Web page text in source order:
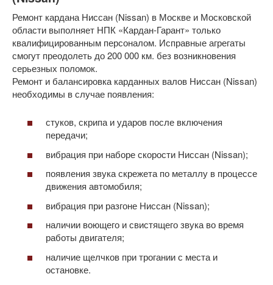
Ремонт кардана Ниссан (Nissan) в Москве и Московской
области выполняет НПК «Кардан-Гарант» только
квалифицированным персоналом. Исправные агрегаты
смогут преодолеть до 200 000 км. без возникновения
серьезных поломок.
Ремонт и балансировка карданных валов Ниссан (Nissan)
необходимы в случае появления:
стуков, скрипа и ударов после включения
передачи;
вибрация при наборе скорости Ниссан (Nissan);
появления звука скрежета по металлу в процессе
движения автомобиля;
вибрация при разгоне Ниссан (Nissan);
наличии воющего и свистящего звука во время
работы двигателя;
наличие щелчков при трогании с места и
остановке.